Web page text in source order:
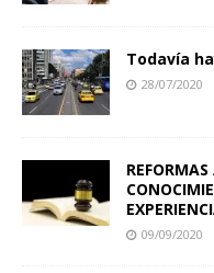
Todavía
28/07/2020
09/09/2020